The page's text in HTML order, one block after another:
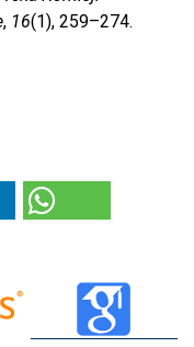
, 16(1), 259–274.